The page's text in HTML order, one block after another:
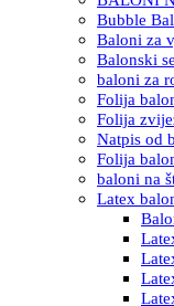
Bubble
Baloni za
Balonski
baloni za
Folija
Folija
Natpis od
Folija
baloni na
Latex